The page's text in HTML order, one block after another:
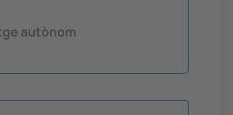
autònom